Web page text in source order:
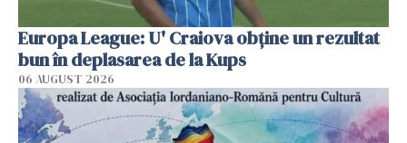
Europa League: U' Craiova obține un rezultat
bun în deplasarea de la Kups
06 AUGUST 2026